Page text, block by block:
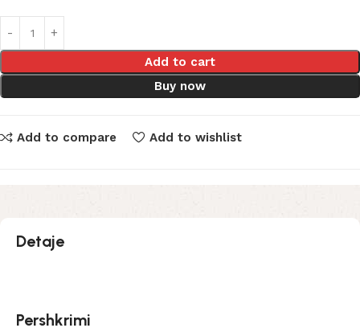
Add to cart
Buy now
Add to compare Add to wishlist
Detaje
Pershkrimi